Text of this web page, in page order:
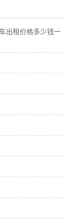
出租价格多少钱一